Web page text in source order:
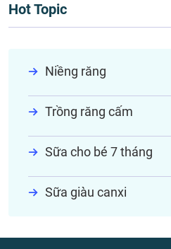
Hot Topic
Niềng răng
Trồng răng cấm
Sữa cho bé 7 tháng
Sữa giàu canxi